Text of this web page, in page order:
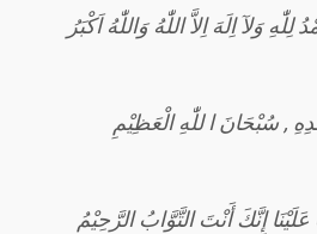
وَلآ اِلَهَ اِلاَّ اللّٰهُ وَاللّٰهُ اَكْبَرُ
, سُبْحَانَ ا للّٰهِ الْعَظِيْمِ